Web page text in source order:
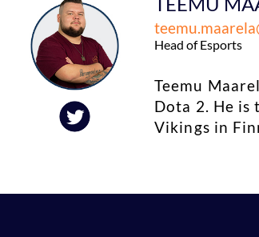
Head of Esports
Teemu
Dota 2. He is
Vikings in